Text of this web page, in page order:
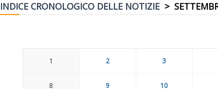
INDICE CRONOLOGICO DELLE NOTIZIE >
1 2 3
8 9 10